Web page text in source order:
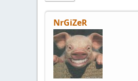
NrGiZeR